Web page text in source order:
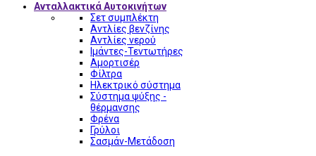
Ανταλλακτικά Αυτοκινήτων
Σετ συμπλέκτη
Αντλίες βενζίνης
Αντλίες νερού
Ιμάντες-Τεντωτήρες
Αμορτισέρ
Φίλτρα
Ηλεκτρικό σύστημα
Σύστημα ψύξης -
θέρμανσης
Φρένα
Γρύλοι
Σασμάν-Μετάδοση